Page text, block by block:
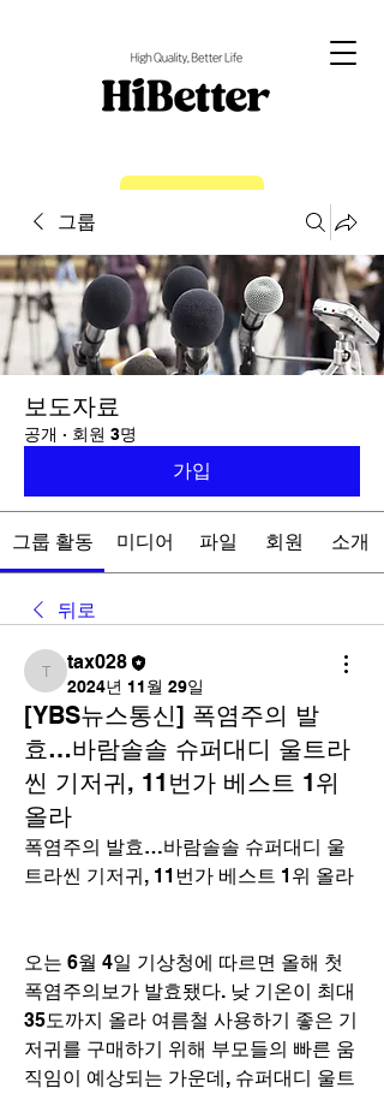
그룹
보도자료
공개 · 회원 3명
가입
그룹 활동 미디어 파일 회원 소개
뒤로
tax028
tax028
2024년 11월 29일
[YBS뉴스통신] 폭염주의 발
효…바람솔솔 슈퍼대디 울트라
씬 기저귀, 11번가 베스트 1위
올라
폭염주의 발효…바람솔솔 슈퍼대디 울
트라씬 기저귀, 11번가 베스트 1위 올라
오는 6월 4일 기상청에 따르면 올해 첫
폭염주의보가 발효됐다. 낮 기온이 최대
35도까지 올라 여름철 사용하기 좋은 기
저귀를 구매하기 위해 부모들의 빠른 움
직임이 예상되는 가운데, 슈퍼대디 울트